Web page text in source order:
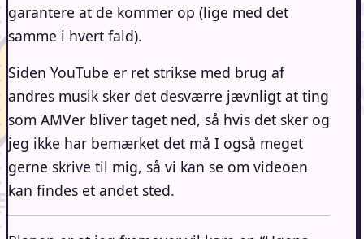
garantere at de kommer op (lige med det
samme i hvert fald).
Siden YouTube er ret strikse med brug af
andres musik sker det desværre jævnligt at ting
som AMVer bliver taget ned, så hvis det sker og
jeg ikke har bemærket det må I også meget
gerne skrive til mig, så vi kan se om videoen
kan findes et andet sted.